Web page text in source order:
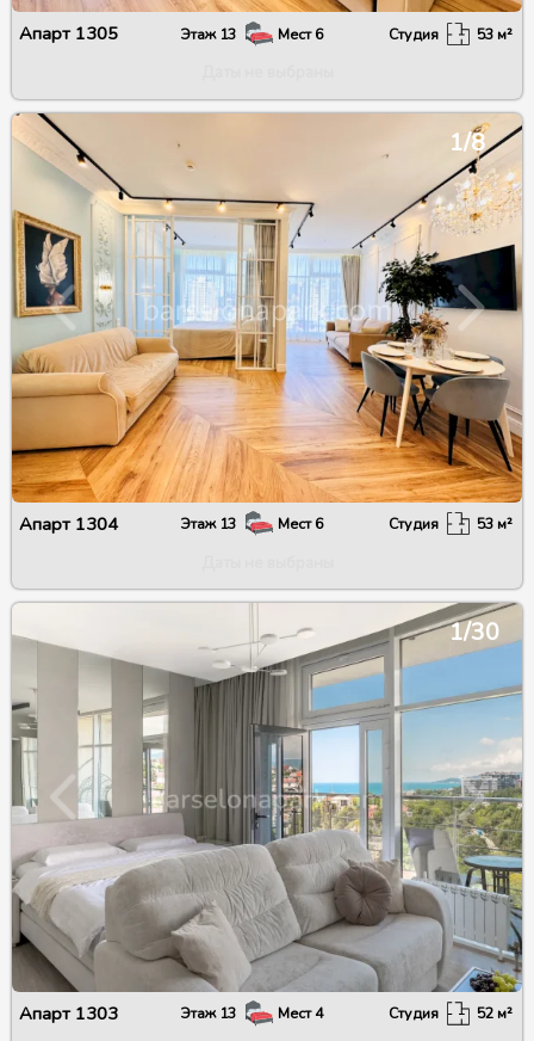
Апарт 1305 Этаж 13 Мест6 Студия 53м²
1/8
Апарт 1304 Этаж 13 Мест6 Студия 53м²
1/30
Апарт 1303 Этаж 13 Мест4 Студия 52м²